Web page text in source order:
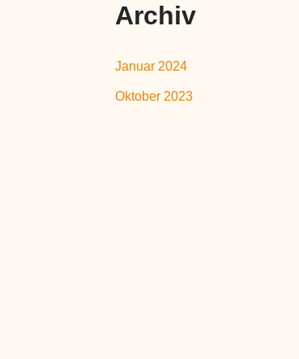
Archiv
Januar 2024
Oktober 2023